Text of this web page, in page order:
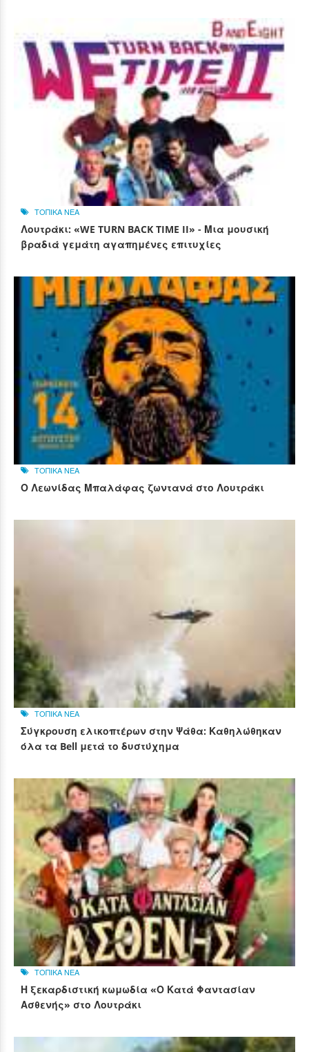
ΤΟΠΙΚΑ ΝΕΑ
Λουτράκι: «WE TURN BACK TIME II» - Μια μουσική
βραδιά γεμάτη αγαπημένες επιτυχίες
ΤΟΠΙΚΑ ΝΕΑ
Ο Λεωνίδας Μπαλάφας ζωντανά στο Λουτράκι
ΤΟΠΙΚΑ ΝΕΑ
Σύγκρουση ελικοπτέρων στην Ψάθα: Καθηλώθηκαν
όλα τα Bell μετά το δυστύχημα
ΤΟΠΙΚΑ ΝΕΑ
Η ξεκαρδιστική κωμωδία «Ο Κατά Φαντασίαν
Ασθενής» στο Λουτράκι